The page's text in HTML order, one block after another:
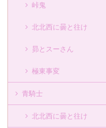
峠鬼
北北西に曇と往け
昴とスーさん
極東事変
青騎士
北北西に曇と往け